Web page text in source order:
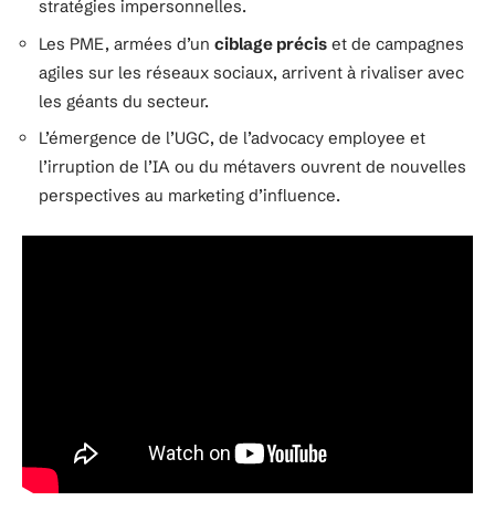
stratégies impersonnelles.
Les PME, armées d’un ciblage précis et de campagnes
agiles sur les réseaux sociaux, arrivent à rivaliser avec
les géants du secteur.
L’émergence de l’UGC, de l’advocacy employee et
l’irruption de l’IA ou du métavers ouvrent de nouvelles
perspectives au marketing d’influence.